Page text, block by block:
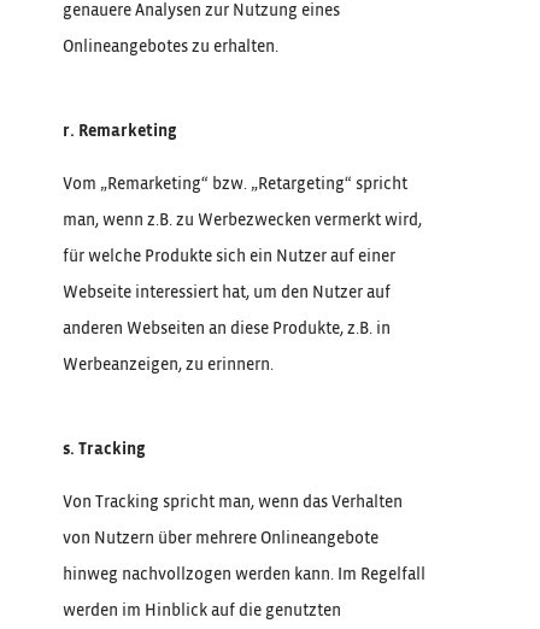
genauere Analysen zur Nutzung eines
Onlineangebotes zu erhalten.
r. Remarketing
Vom „Remarketing“ bzw. „Retargeting“ spricht
man, wenn z.B. zu Werbezwecken vermerkt wird,
für welche Produkte sich ein Nutzer auf einer
Webseite interessiert hat, um den Nutzer auf
anderen Webseiten an diese Produkte, z.B. in
Werbeanzeigen, zu erinnern.
s. Tracking
Von Tracking spricht man, wenn das Verhalten
von Nutzern über mehrere Onlineangebote
hinweg nachvollzogen werden kann. Im Regelfall
werden im Hinblick auf die genutzten